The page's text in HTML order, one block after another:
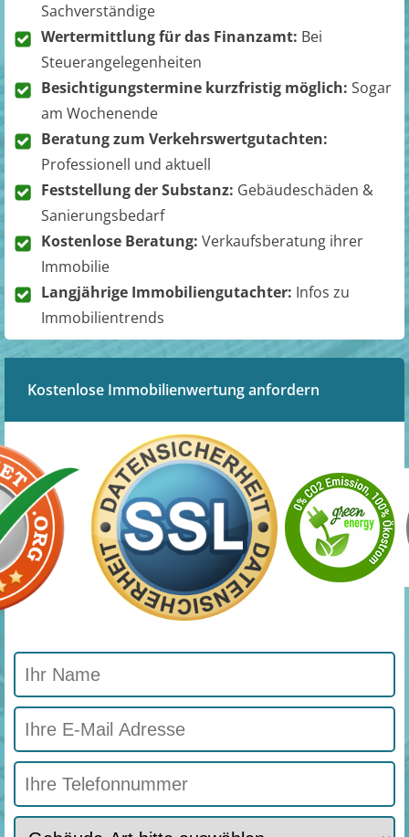
Sachverständige
Wertermittlung für das Finanzamt: Bei
Steuerangelegenheiten
Besichtigungstermine kurzfristig möglich: Sogar
am Wochenende
Beratung zum Verkehrswertgutachten:
Professionell und aktuell
Feststellung der Substanz: Gebäudeschäden &
Sanierungsbedarf
Kostenlose Beratung: Verkaufsberatung ihrer
Immobilie
Langjährige Immobiliengutachter: Infos zu
Immobilientrends
Kostenlose Immobilienwertung anfordern